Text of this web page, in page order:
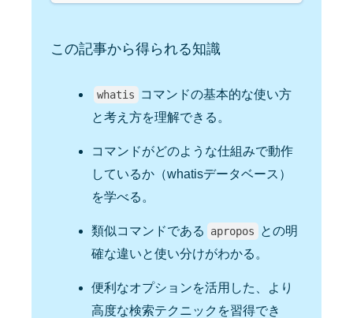
この記事から得られる知識
whatis
コマンドの基本的な使い方
と考え方を理解できる。
コマンドがどのような仕組みで動作
しているか（whatisデータベース）
を学べる。
類似コマンドである apropos
との明
確な違いと使い分けがわかる。
便利なオプションを活用した、より
高度な検索テクニックを習得でき